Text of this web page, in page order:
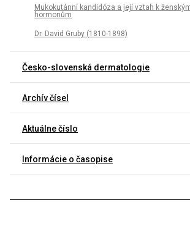
Mukokutánní kandidóza a její vztah k
hormonům
Dr. David Gruby (1810-1898)
Česko-slovenská dermatologie
Archív čísel
Aktuálne číslo
Informácie o časopise